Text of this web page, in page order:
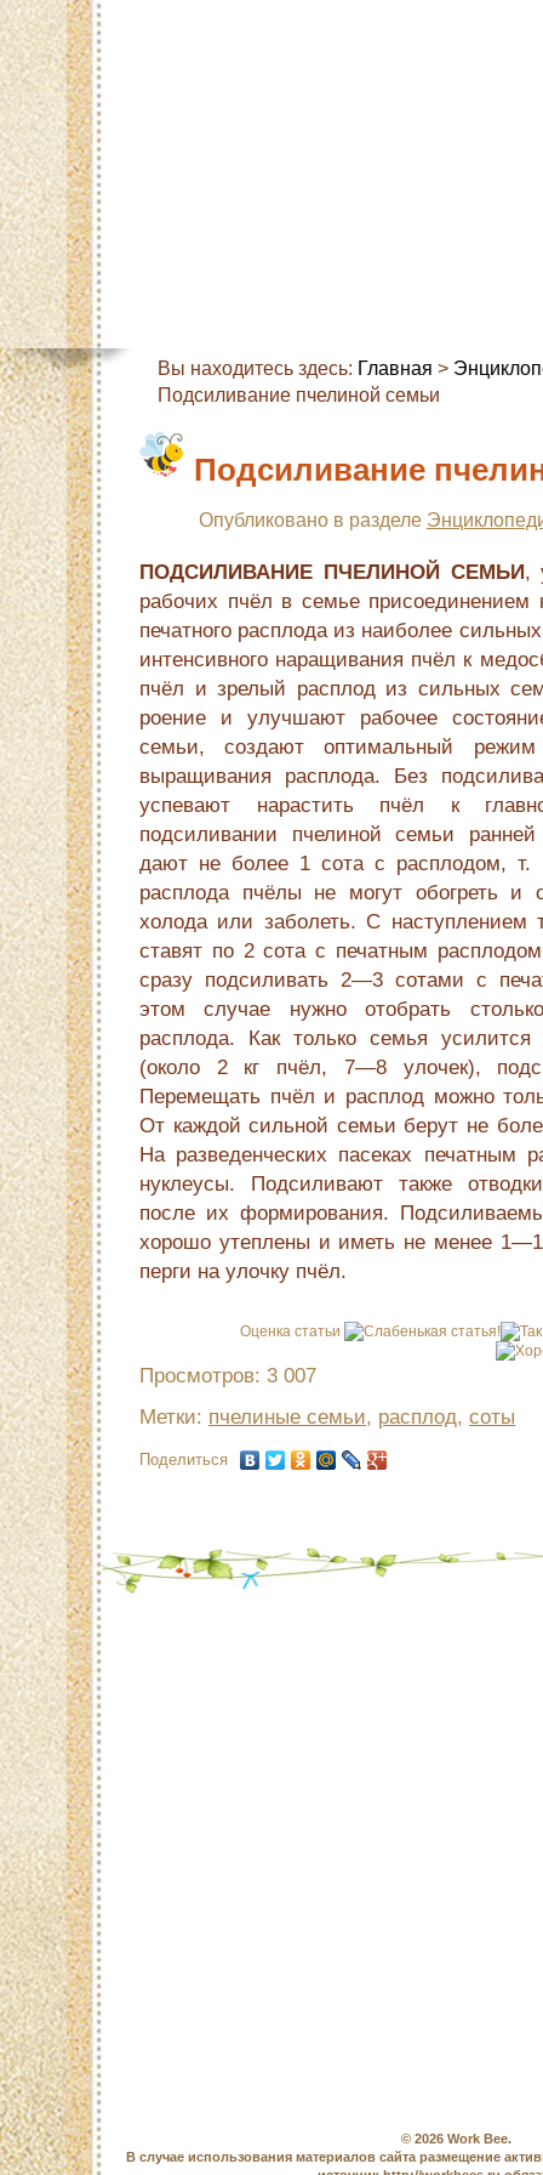
Вы находитесь здесь: Главная >
Подсиливание пчелиной семьи
Подсиливание
Опубликовано в разделе
ПОДСИЛИВАНИЕ ПЧЕЛИНОЙ СЕМЬИ,
рабочих пчёл в семье присоединением
печатного расплода из наиболее
интенсивного наращивания пчёл к
пчёл и зрелый расплод из сильных
роение и улучшают рабочее
семьи, создают оптимальный
выращивания расплода. Без
успевают нарастить пчёл к
подсиливании пчелиной семьи
дают не более 1 сота с расплодом, т.
расплода пчёлы не могут обогреть и
холода или заболеть. С наступлением
ставят по 2 сота с печатным
сразу подсиливать 2—3 сотами с
этом случае нужно отобрать
расплода. Как только семья
(около 2 кг пчёл, 7—8 улочек),
Перемещать пчёл и расплод можно
От каждой сильной семьи берут не
На разведенческих пасеках печатным
нуклеусы. Подсиливают также
после их формирования.
хорошо утеплены и иметь не менее
перги на улочку пчёл.
Оценка статьи
Просмотров: 3 007
Метки: пчелиные семьи, расплод, соты
Поделиться
© 2026 Work Bee.
В случае использования материалов сайта размещение